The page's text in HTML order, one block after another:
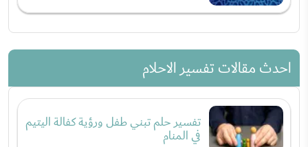
احدث مقالات تفسير الاحلام
تفسير حلم تبني طفل ورؤية كفالة اليتيم
في المنام